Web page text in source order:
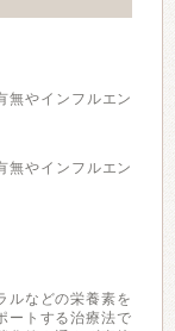
無やインフルエン
無やインフルエン
ルなどの栄養素を
ートする治療法で